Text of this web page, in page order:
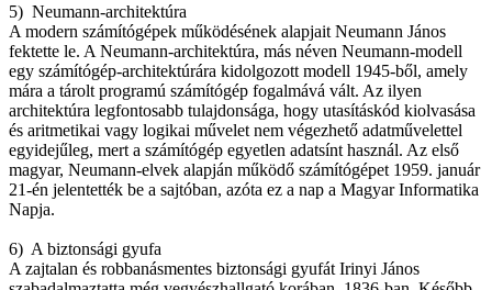
5) Neumann-architektúra
A modern számítógépek működésének alapjait Neumann János
fektette le. A Neumann-architektúra, más néven Neumann-modell
egy számítógép-architektúrára kidolgozott modell 1945-ből, amely
mára a tárolt programú számítógép fogalmává vált. Az ilyen
architektúra legfontosabb tulajdonsága, hogy utasításkód kiolvasása
és aritmetikai vagy logikai művelet nem végezhető adatművelettel
egyidejűleg, mert a számítógép egyetlen adatsínt használ. Az első
magyar, Neumann-elvek alapján működő számítógépet 1959. január
21-én jelentették be a sajtóban, azóta ez a nap a Magyar Informatika
Napja.
6) A biztonsági gyufa
A zajtalan és robbanásmentes biztonsági gyufát Irinyi János